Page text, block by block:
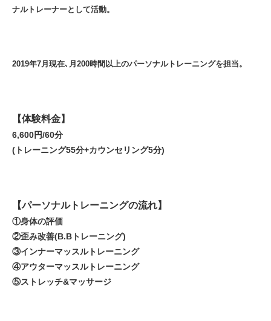
ナルトレーナーとして活動。
2019年7月現在､月200時間以上のパーソナルトレーニングを担当。
【体験料金】
6,600円/60分
(トレーニング55分+カウンセリング5分)
【パーソナルトレーニングの流れ】
①身体の評価
②歪み改善(B.Bトレーニング)
③インナーマッスルトレーニング
④アウターマッスルトレーニング
⑤ストレッチ&マッサージ